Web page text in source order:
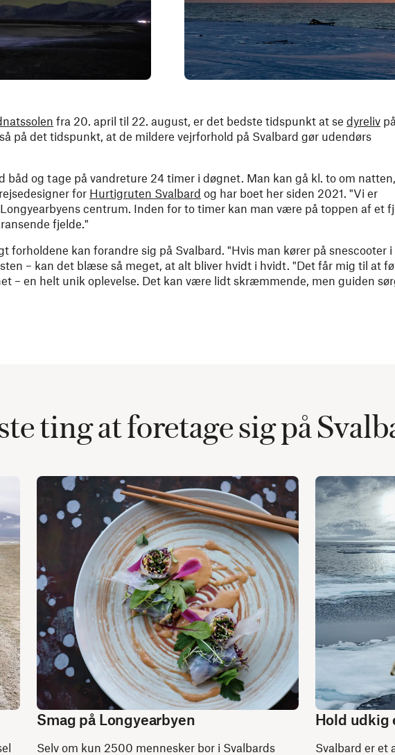
fra 20. april til 22. august, er det bedste tidspunkt at se dyreliv
på det tidspunkt, at de mildere vejrforhold på Svalbard gør udendørs
båd og tage på vandreture 24 timer i døgnet. Man kan gå kl. to om natten,
for Hurtigruten Svalbard og har boet her siden 2021. "Vi er
centrum. Inden for to timer kan man være på toppen af et
fjelde."
kan forandre sig på Svalbard. "Hvis man kører på snescooter i
– kan det blæse så meget, at alt bliver hvidt i hvidt. "Det får mig til at
– en helt unik oplevelse. Det kan være lidt skræmmende, men guiden
ting at foretage sig på
Smag på Longyearbyen
Selv om kun 2500 mennesker bor i Svalbards
Hold udkig
Svalbard er et